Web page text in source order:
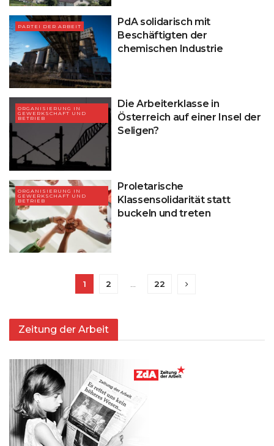
PARTEI DER ARBEIT
PdA solidarisch mit
Beschäftigten der
chemischen Industrie
ORGANISIERUNG IN
GEWERKSCHAFT UND
BETRIEB
Die Arbeiterklasse in
Österreich auf einer Insel der
Seligen?
ORGANISIERUNG IN
GEWERKSCHAFT UND
BETRIEB
Proletarische
Klassensolidarität statt
buckeln und treten
1 2 … 22
Zeitung der Arbeit